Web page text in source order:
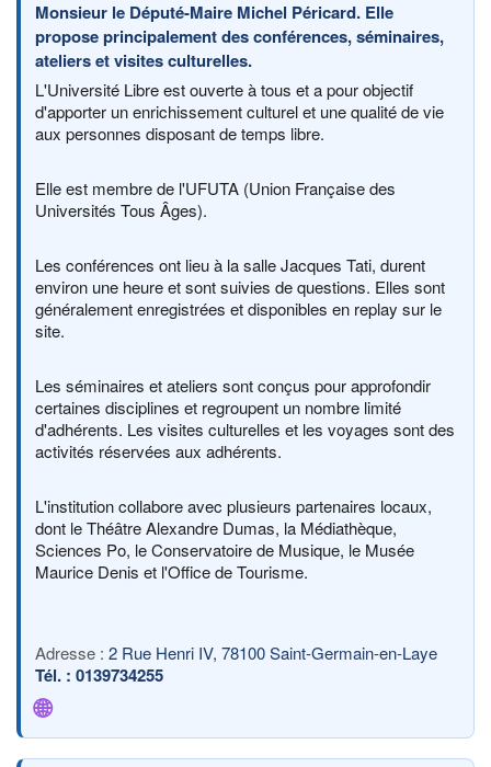
Monsieur le Député-Maire Michel Péricard. Elle
propose principalement des conférences, séminaires,
ateliers et visites culturelles.
L'Université Libre est ouverte à tous et a pour objectif
d'apporter un enrichissement culturel et une qualité de vie
aux personnes disposant de temps libre.
Elle est membre de l'UFUTA (Union Française des
Universités Tous Âges).
Les conférences ont lieu à la salle Jacques Tati, durent
environ une heure et sont suivies de questions. Elles sont
généralement enregistrées et disponibles en replay sur le
site.
Les séminaires et ateliers sont conçus pour approfondir
certaines disciplines et regroupent un nombre limité
d'adhérents. Les visites culturelles et les voyages sont des
activités réservées aux adhérents.
L'institution collabore avec plusieurs partenaires locaux,
dont le Théâtre Alexandre Dumas, la Médiathèque,
Sciences Po, le Conservatoire de Musique, le Musée
Maurice Denis et l'Office de Tourisme.
2 Rue Henri IV, 78100 Saint-Germain-en-Laye
0139734255
🌐